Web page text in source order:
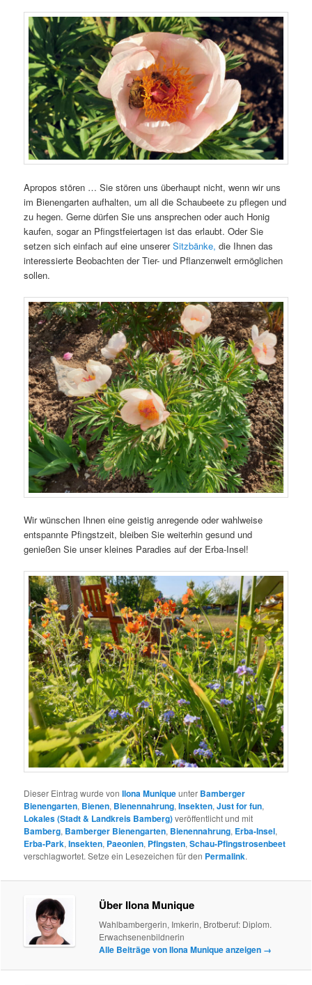
Apropos stören … Sie stören uns überhaupt nicht, wenn wir uns
im Bienengarten aufhalten, um all die Schaubeete zu pflegen und
zu hegen. Gerne dürfen Sie uns ansprechen oder auch Honig
kaufen, sogar an Pfingstfeiertagen ist das erlaubt. Oder Sie
setzen sich einfach auf eine unsererSitzbänke, die Ihnen das
interessierte Beobachten der Tier- und Pflanzenwelt ermöglichen
sollen.
Wir wünschen Ihnen eine geistig anregende oder wahlweise
entspannte Pfingstzeit, bleiben Sie weiterhin gesund und
genießen Sie unser kleines Paradies auf der Erba-Insel!
Dieser Eintrag wurde vonIlona Muniqueunter Bamberger
Bienengarten, Bienen, Bienennahrung,Insekten,Just for fun,
Lokales (Stadt & Landkreis Bamberg)veröffentlicht und mit
Bamberg, Bamberger Bienengarten, Bienennahrung, Erba-Insel,
Erba-Park,Insekten, Paeonien, Pfingsten,Schau-Pfingstrosenbeet
verschlagwortet. Setze ein Lesezeichen für den Permalink.
Über Ilona Munique
Wahlbambergerin, Imkerin, Brotberuf: Diplom.
Erwachsenenbildnerin
Alle Beiträge von Ilona Munique anzeigen →